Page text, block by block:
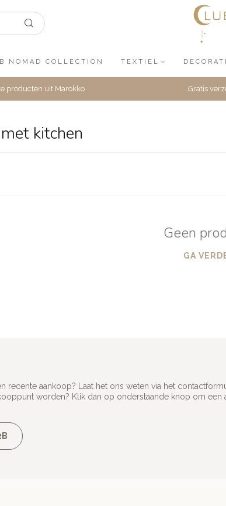
NOMAD COLLECTION TEXTIEL
producten uit Marokko Gratis
kitchen
Geen
GA
recente aankoop? Laat het ons weten via het
worden? Klik dan op onderstaande knop om een